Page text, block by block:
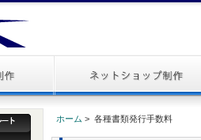
ホーム > 各種書類発行手数料